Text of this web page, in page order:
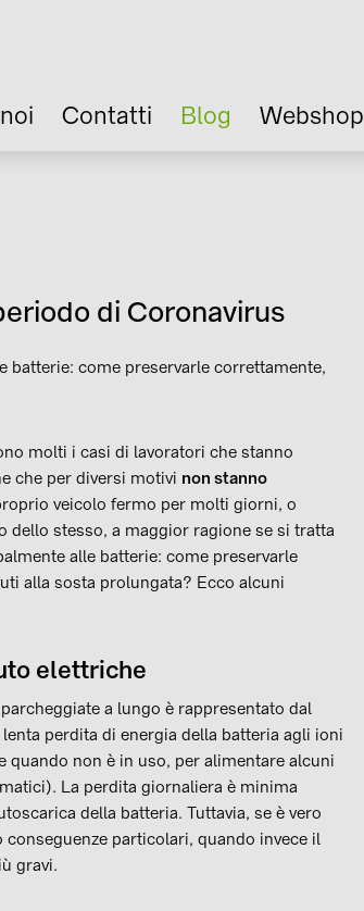
Contatti Blog Webshop
di Coronavirus
batterie: come preservarle correttamente,
molti i casi di lavoratori che stanno
che per diversi motivi non stanno
veicolo fermo per molti giorni, o
dello stesso, a maggior ragione se si tratta
alle batterie: come preservarle
alla sosta prolungata? Ecco alcuni
elettriche
a lungo è rappresentato dal
perdita di energia della batteria agli ioni
non è in uso, per alimentare alcuni
La perdita giornaliera è minima
della batteria. Tuttavia, se è vero
particolari, quando invece il
gravi.